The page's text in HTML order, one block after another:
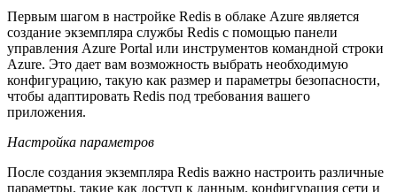
Первым шагом в настройке Redis в облаке Azure является
создание экземпляра службы Redis с помощью панели
управления Azure Portal или инструментов командной строки
Azure. Это дает вам возможность выбрать необходимую
конфигурацию, такую как размер и параметры безопасности,
чтобы адаптировать Redis под требования вашего
приложения.
Настройка параметров
После создания экземпляра Redis важно настроить различные
параметры, такие как доступ к данным, конфигурация сети и